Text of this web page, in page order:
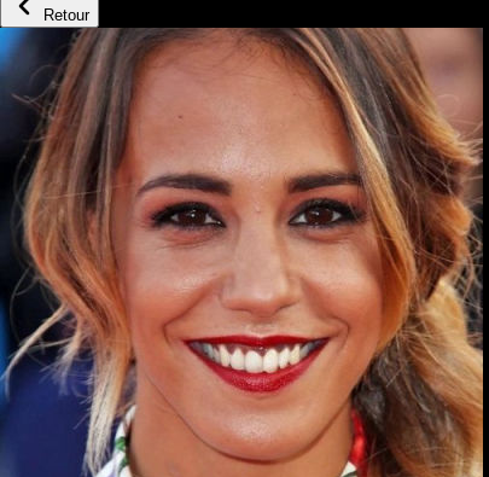
Retour